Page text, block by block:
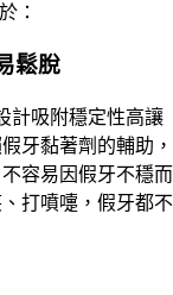
：
鬆脫
計吸附穩定性高讓
牙黏著劑的輔助，
容易因假牙不穩而
打噴嚏，假牙都不